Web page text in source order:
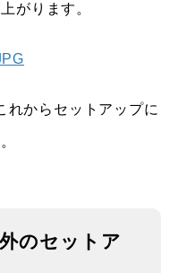
がります。
れからセットアップに
のセットア